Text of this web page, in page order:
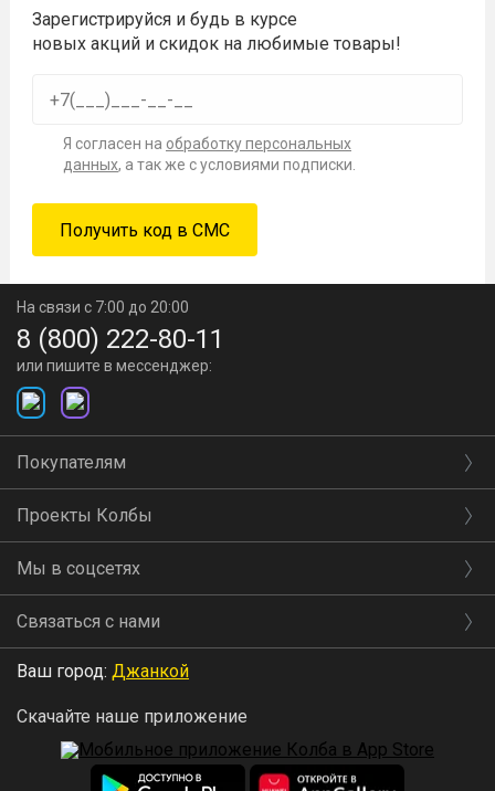
Зарегистрируйся и будь в курсе
новых акций и скидок на любимые товары!
Я согласен на обработку персональных
данных, а так же с условиями подписки.
На связи с 7:00 до 20:00
8 (800) 222-80-11
или пишите в мессенджер:
Покупателям
Проекты Колбы
Мы в соцсетях
Связаться с нами
Ваш город: Джанкой
Скачайте наше приложение